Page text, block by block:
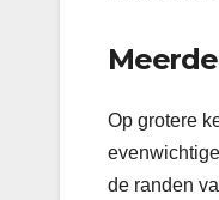
Op grotere
de randen